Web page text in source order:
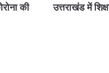
की
उत्तराखंड में